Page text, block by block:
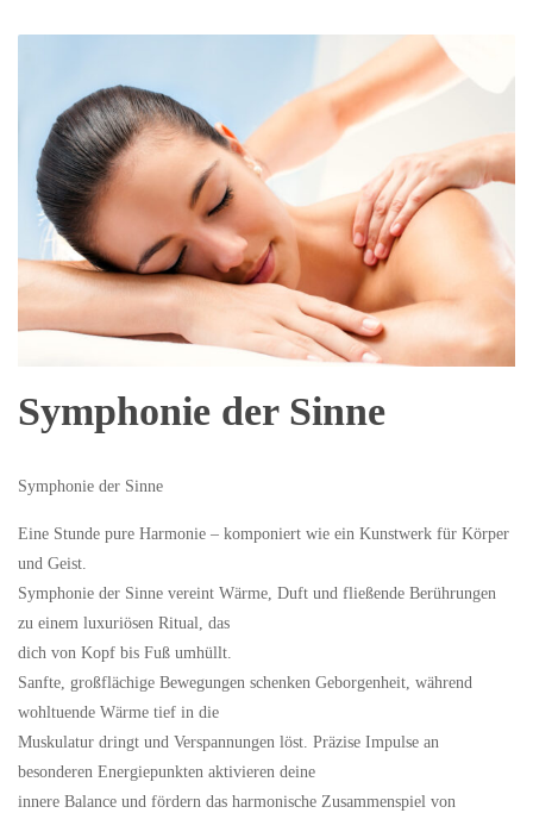
Symphonie der Sinne
Symphonie der Sinne
Eine Stunde pure Harmonie – komponiert wie ein Kunstwerk für Körper
und Geist.
Symphonie der Sinne vereint Wärme, Duft und fließende Berührungen
zu einem luxuriösen Ritual, das
dich von Kopf bis Fuß umhüllt.
Sanfte, großflächige Bewegungen schenken Geborgenheit, während
wohltuende Wärme tief in die
Muskulatur dringt und Verspannungen löst. Präzise Impulse an
besonderen Energiepunkten aktivieren deine
innere Balance und fördern das harmonische Zusammenspiel von